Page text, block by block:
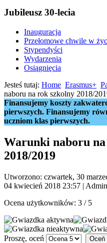
Jubileusz 30-lecia
Inauguracja
Przełomowe chwile w
Stypendyści
Wydarzenia
Osiągnięcia
Jesteś tutaj: Home Erasmus+
naboru na rok szkolny 2018/
Finansujemy koszty
pierwszych. Finansujemy
uczniom klas pierwszych.
Warunki naboru
2018/2019
Utworzono: czwartek, 30
04 kwiecień 2018 23:57 |
Ocena użytkowników: 3 / 5
Proszę, oceń